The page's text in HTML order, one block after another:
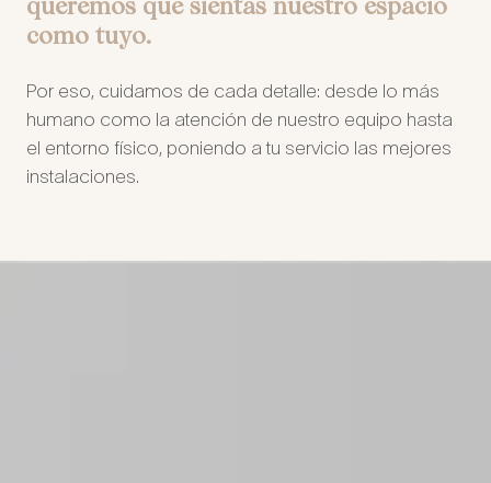
como tuyo.
Por eso, cuidamos de cada detalle: desde lo más
humano como la atención de nuestro equipo hasta
el entorno físico, poniendo a tu servicio las mejores
instalaciones.